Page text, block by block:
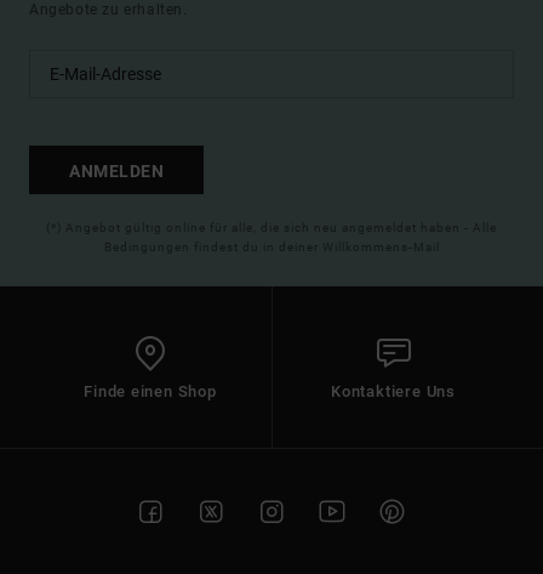
Angebote zu erhalten.
ANMELDEN
(*) Angebot gültig online für alle, die sich neu angemeldet haben - Alle
Bedingungen findest du in deiner Willkommens-Mail
Finde einen Shop Kontaktiere Uns